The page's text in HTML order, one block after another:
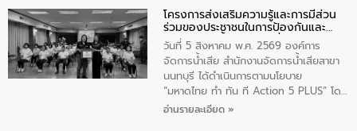
วัดสิงห์ จังหวัดชัยนาท โดยมีนายแสงชัย
สุขชื่น นายกเทศมนตรีตำบลวัดสิงห์ คณะผู้
บริหารเทศบาลตำบลวัดสิงห์ ผู้นำชุมชน และ
ประชาชนในพื้นที่เทศบาลตำบลวัดสิงก์ที่มี
ส่วนได้ส่วนเสียในโครงก่อสร้างศูนย์บริหาร
จัดการคุณภาพน้ำเทศบาลตำบลวัดสิงห์
จังหวัดชัยนาท ให้การต้อนรับ
โครงการส่งเสริมความรู้และการมีส่วน
ร่วมของประชาชนในการป้องกันและ
แก้ไขปัญหาน้ำเสียอย่างยั่งยืน
วันที่ 5 สิงหาคม พ.ศ. 2569 องค์การ
จัดการน้ำเสีย สำนักงานจัดการน้ำเสียสาขา
นนทบุรี ได้ดำเนินการตามนโยบาย
“มหาดไทย ทำ ทัน ที Action 5 PLUS” โดย
จัดโครงการส่งเสริมความรู้และการมีส่วน
อ่านรายละเอียด »